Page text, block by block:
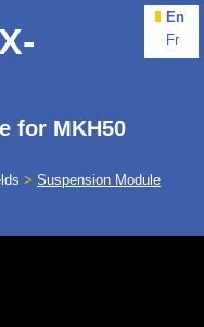
En
Fr
for MKH50
> Suspension Module